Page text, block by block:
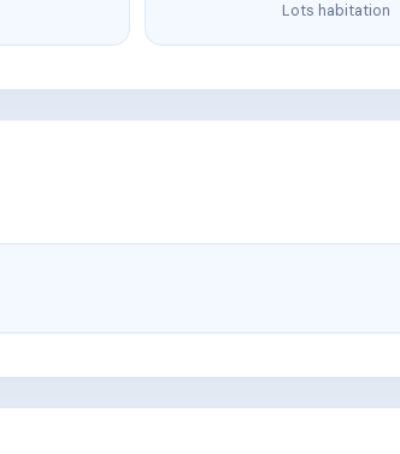
Lots habitation